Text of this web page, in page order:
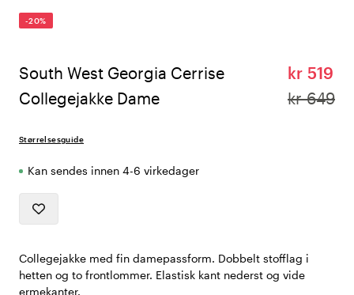
-20%
South West Georgia Cerrise
Collegejakke Dame
kr 519
kr 649
Størrelsesguide
Kan sendes innen 4-6 virkedager
Collegejakke med fin damepassform. Dobbelt stofflag i
hetten og to frontlommer. Elastisk kant nederst og vide
ermekanter.